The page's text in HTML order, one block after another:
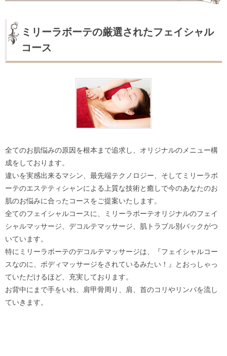
ミリーラボーテの厳選されたフェイシャル
コース
全てのお肌悩みの原因を根本まで追求し、オリジナルのメニュー構
成をしております。
違いを実感出来るマシン、最先端テクノロジー、そしてミリーラボ
ーテのエステティシャンによる上質な技術と癒しで今のあなたのお
肌のお悩みに合ったコースをご提案いたします。
全てのフェイシャルコースに、ミリーラボーテオリジナルのフェイ
シャルマッサージ、デコルテマッサージ、肌トラブル別バックがつ
いています。
特にミリーラボーテのデコルテマッサージは、『フェイシャルコー
スなのに、ボディマッサージをされているみたい！』とおっしゃっ
ていただけるほど、充実しております。
お背中にまで手をいれ、肩甲骨周り、肩、首のコリやリンパを流し
ていきます。